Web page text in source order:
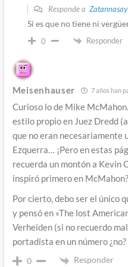
Responde a Zatannasay
Si es que no tiene ni
0 Responder
Meisenhauser 7 años han
Curioso lo de Mike
estilo propio en Juez Dredd
que no eran necesariamente
Ezquerra… ¡Pero en estas
recuerda un montón a Kevin
inspiró primero en McMahon?
Por cierto, debo ser el único
y pensó en «The lost
Verheiden (si no recuerdo
portadista en un número ¿no?
0 Responder